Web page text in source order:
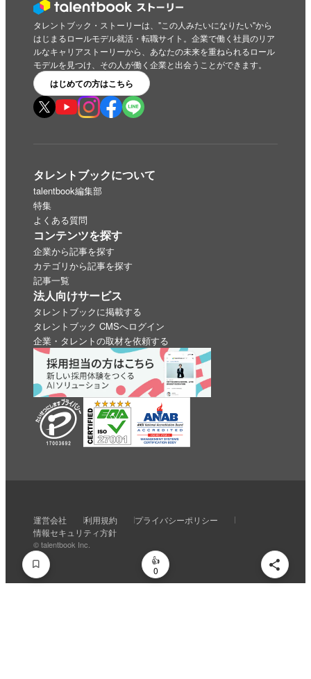
0
0 0 0 0 0
タレントブック・ストーリーは、"この人みたいになりたい"から
はじまるロールモデル就活・転職サイト。企業で働く社員のリア
ルなキャリアストーリーから、あなたの未来を重ねられるロール
モデルを見つけ、その人が働く企業と出会うことができます。
はじめての方はこちら
タレントブックについて
talentbook編集部
特集
よくある質問
コンテンツを探す
企業から記事を探す
カテゴリから記事を探す
記事一覧
法人向けサービス
タレントブックに掲載する
タレントブック CMSへログイン
企業・タレントの取材を依頼する
運営会社 利用規約
プライバシーポリシー
情報セキュリティ方針
© talentbook Inc.